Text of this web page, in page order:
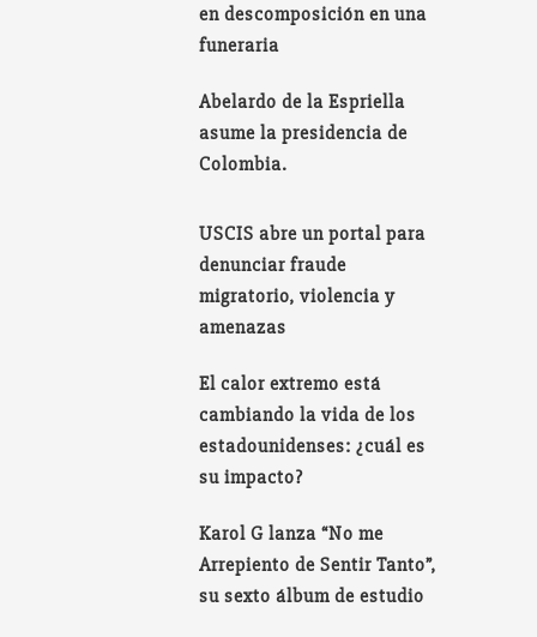
en descomposición en una
funeraria
Abelardo de la Espriella
asume la presidencia de
Colombia.
USCIS abre un portal para
denunciar fraude
migratorio, violencia y
amenazas
El calor extremo está
cambiando la vida de los
estadounidenses: ¿cuál es
su impacto?
Karol G lanza “No me
Arrepiento de Sentir Tanto”,
su sexto álbum de estudio